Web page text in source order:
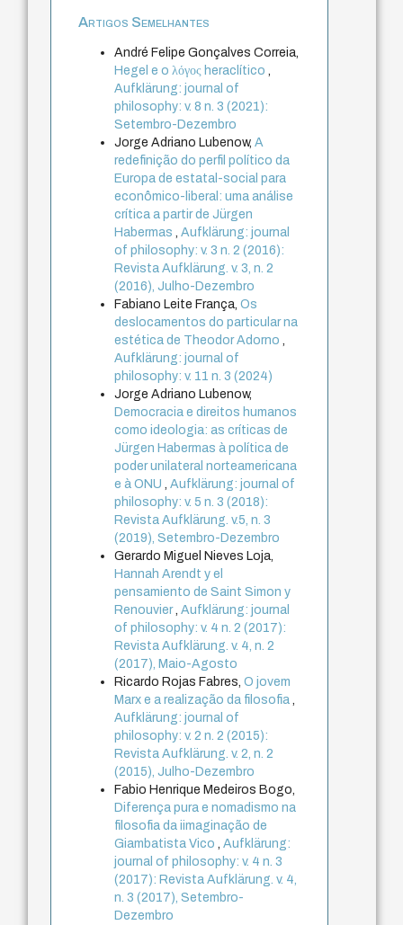
Artigos Semelhantes
André Felipe Gonçalves Correia,
Hegel e o λόγος heraclítico
Aufklärung: journal of
philosophy: v. 8 n. 3 (2021):
Setembro-Dezembro
Jorge Adriano Lubenow,A
redefinição do perfil político da
Europa de estatal-social para
econômico-liberal: uma análise
crítica a partir de Jürgen
Habermas
,Aufklärung: journal
of philosophy: v. 3 n. 2 (2016):
Revista Aufklärung. v. 3, n. 2
(2016), Julho-Dezembro
Fabiano Leite França,Os
deslocamentos do particular na
estética de Theodor Adorno
Aufklärung: journal of
philosophy: v. 11 n. 3 (2024)
Jorge Adriano Lubenow,
Democracia e direitos humanos
como ideologia: as críticas de
Jürgen Habermas à política de
poder unilateral norteamericana
e à ONU
,Aufklärung: journal of
philosophy: v. 5 n. 3 (2018):
Revista Aufklärung. v.5, n. 3
(2019), Setembro-Dezembro
Gerardo Miguel Nieves Loja,
Hannah Arendt y el
pensamiento de Saint Simon y
Renouvier ,Aufklärung: journal
of philosophy: v. 4 n. 2 (2017):
Revista Aufklärung. v. 4, n. 2
(2017), Maio-Agosto
Ricardo Rojas Fabres,O jovem
Marx e a realização da filosofia
Aufklärung: journal of
philosophy: v. 2 n. 2 (2015):
Revista Aufklärung. v. 2, n. 2
(2015), Julho-Dezembro
Fabio Henrique Medeiros Bogo,
Diferença pura e nomadismo na
filosofia da iimaginação de
Giambatista Vico
,Aufklärung:
journal of philosophy: v. 4 n. 3
(2017): Revista Aufklärung. v. 4,
n. 3 (2017), Setembro-
Dezembro